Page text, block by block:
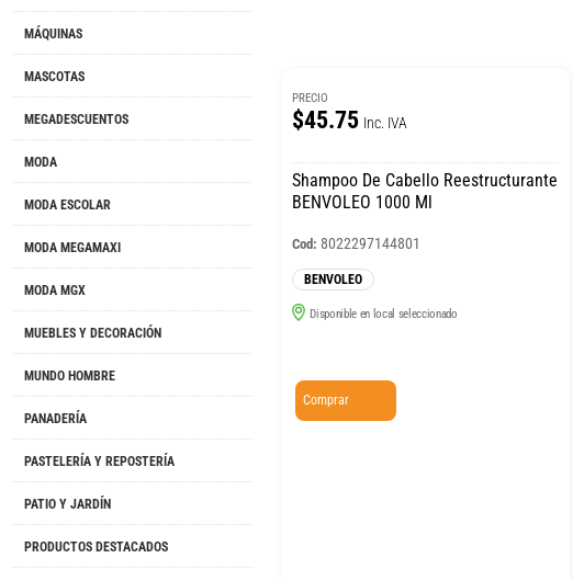
MÁQUINAS
MASCOTAS
MEGADESCUENTOS
MODA
MODA ESCOLAR
MODA MEGAMAXI
MODA MGX
MUEBLES Y DECORACIÓN
MUNDO HOMBRE
PANADERÍA
PASTELERÍA Y REPOSTERÍA
PATIO Y JARDÍN
PRODUCTOS DESTACADOS
PRECIO
$45.75 Inc. IVA
Shampoo De Cabello Reestructurante
BENVOLEO 1000 Ml
Cod: 8022297144801
BENVOLEO
Disponible en local seleccionado
Comprar